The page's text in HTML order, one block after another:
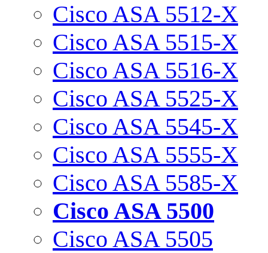
Cisco ASA 5512-X
Cisco ASA 5515-X
Cisco ASA 5516-X
Cisco ASA 5525-X
Cisco ASA 5545-X
Cisco ASA 5555-X
Cisco ASA 5585-X
Cisco ASA 5500
Cisco ASA 5505